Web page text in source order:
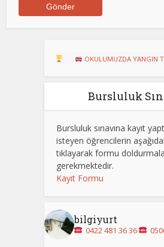
OKULUMUZDA YANGIN TATBİKATI
Bursluluk
Bursluluk sınavına kayıt
isteyen öğrencilerin
tıklayarak formu
gerekmektedir.
Kayıt Formu
bilgiyurt
0422 481 36 36